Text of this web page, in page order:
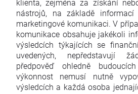
klienta, zejména za získání
nástrojů, na základě
marketingové komunikaci. V
komunikace obsahuje jakékoli
výsledcích týkajících se
uvedených, nepředstavují
předpověď ohledně
výkonnost nemusí nutně
výsledcích a každá osoba